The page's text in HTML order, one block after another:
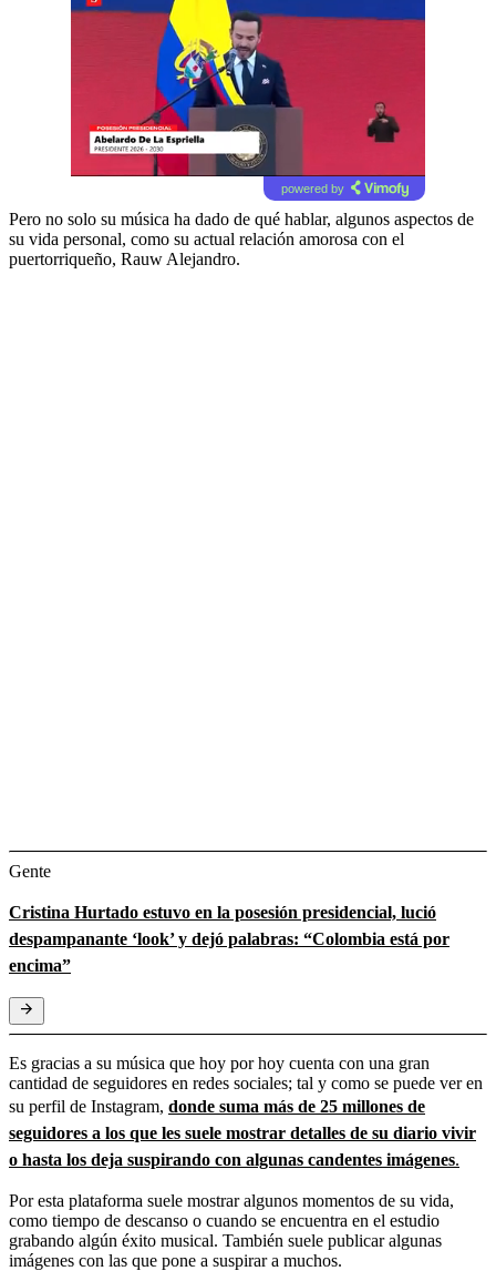
powered by
Pero no solo su música ha dado de qué hablar, algunos aspectos de
su vida personal, como su actual relación amorosa con el
puertorriqueño, Rauw Alejandro.
Gente
Cristina Hurtado estuvo en la posesión presidencial, lució
despampanante ‘look’ y dejó palabras: “Colombia está por
encima”
Es gracias a su música que hoy por hoy cuenta con una gran
cantidad de seguidores en redes sociales; tal y como se puede ver en
su perfil de Instagram, donde suma más de 25 millones de
seguidores a los que les suele mostrar detalles de su diario vivir
o hasta los deja suspirando con algunas candentes imágenes.
Por esta plataforma suele mostrar algunos momentos de su vida,
como tiempo de descanso o cuando se encuentra en el estudio
grabando algún éxito musical. También suele publicar algunas
imágenes con las que pone a suspirar a muchos.